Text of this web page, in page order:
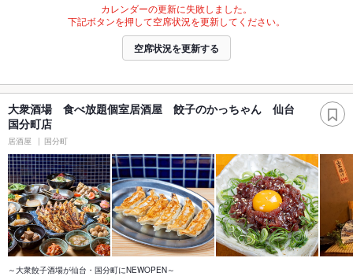
カレンダーの更新に失敗しました。
下記ボタンを押して空席状況を更新してください。
空席状況を更新する
大衆酒場 食べ放題個室居酒屋 餃子のかっちゃん 仙台
国分町店
居酒屋 国分町
～大衆餃子酒場が仙台・国分町にNEWOPEN～